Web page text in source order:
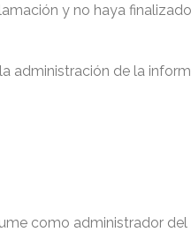
y no haya
administración de la
como administrador